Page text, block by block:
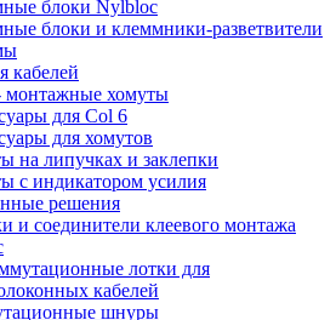
блоки Nylbloc
блоки и клеммники-разветвители
кабелей
монтажные хомуты
для Col 6
для хомутов
на липучках и заклепки
с индикатором усилия
решения
и соединители клеевого монтажа
лотки для
кабелей
шнуры